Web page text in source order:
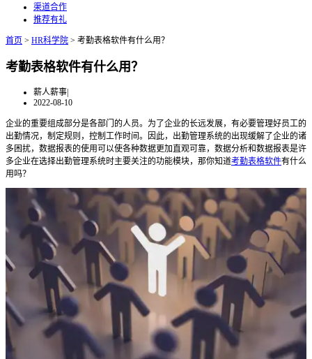
渠道合作
推荐有礼
首页 > HR科学院 > 考勤表格软件有什么用？
考勤表格软件有什么用？
薪人薪事|
2022-08-10
企业的重要组成部分是各部门的人员。为了企业的长远发展，有必要管理好员工的
出勤情况，制定规则，控制工作时间。因此，出勤管理系统的出现缓解了企业的诸
多困扰，数据报表的使用可以使各种数据更加直观可靠，数据分析和数据报表是许
多企业在选择出勤管理系统时主要关注的功能模块， 那你知道考勤表格软件有什么
用吗？